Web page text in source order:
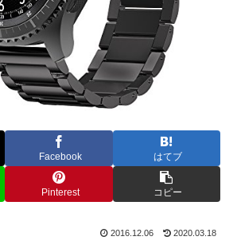
Facebook はてブ
Pinterest コピー
2016.12.06 2020.03.18